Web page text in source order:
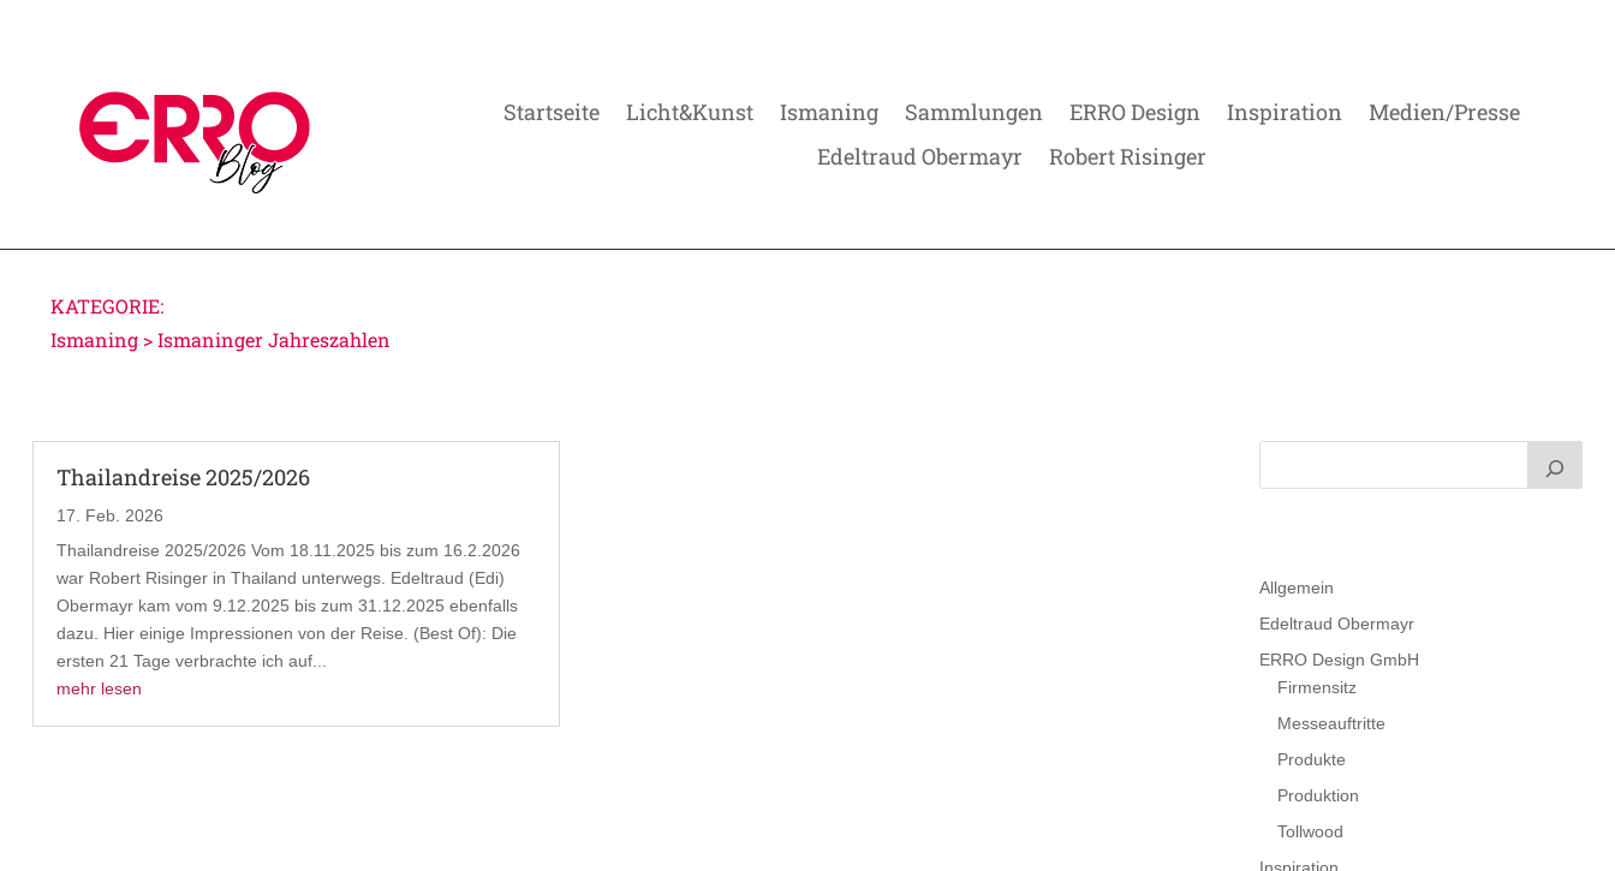
Startseite Licht&Kunst Ismaning Sammlungen ERRO Design Inspiration
Medien/Presse
Edeltraud Obermayr
Robert Risinger
KATEGORIE:
Ismaning > Ismaninger Jahreszahlen
Thailandreise 2025/2026
17. Feb. 2026
Thailandreise 2025/2026 Vom 18.11.2025 bis zum 16.2.2026
war Robert Risinger in Thailand unterwegs. Edeltraud (Edi)
Obermayr kam vom 9.12.2025 bis zum 31.12.2025 ebenfalls
dazu. Hier einige Impressionen von der Reise. (Best Of): Die
ersten 21 Tage verbrachte ich auf...
mehr lesen
Allgemein
Edeltraud Obermayr
ERRO Design GmbH
Firmensitz
Messeauftritte
Produkte
Produktion
Tollwood